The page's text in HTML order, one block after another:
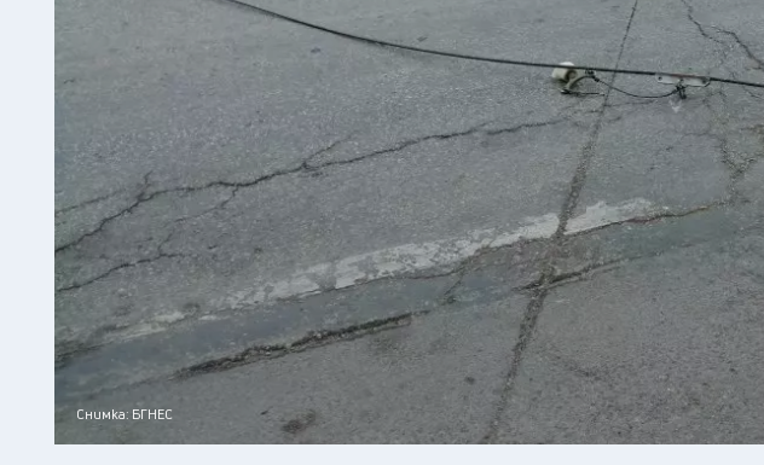
Перник 23°C
Плевен °C
Пловдив, 23°C
Разград, 21°C
Русе 24°C
Силистра 22 °C
Сливен, 20°C
Смолян 16 °C
София 24 °C
Стара Загора 20°C
Търговище 21°C
Хасково , 21°C
Шумен, 20°C
Ямбол, 20°C
Снимка: БГНЕС